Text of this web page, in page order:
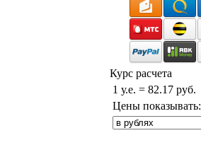
Курс расчета
1 у.е. = 82.17 руб.
Цены показывать: